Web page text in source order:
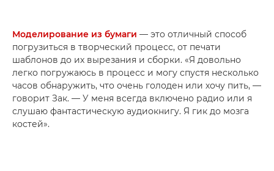
Моделирование из бумаги — это отличный способ
погрузиться в творческий процесс, от печати
шаблонов до их вырезания и сборки. «Я довольно
легко погружаюсь в процесс и могу спустя несколько
часов обнаружить, что очень голоден или хочу пить, —
говорит Зак. — У меня всегда включено радио или я
слушаю фантастическую аудиокнигу. Я гик до мозга
костей».